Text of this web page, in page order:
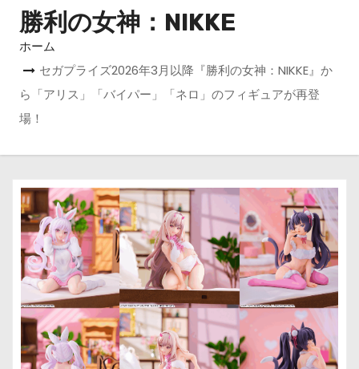
勝利の女神：NIKKE
ホーム
セガプライズ2026年3月以降『勝利の女神：NIKKE』か
ら「アリス」「バイパー」「ネロ」のフィギュアが再登
場！